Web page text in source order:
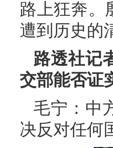
路上狂奔。
遭到历史的
路透社记
交部能否证
毛宁：中
决反对任何